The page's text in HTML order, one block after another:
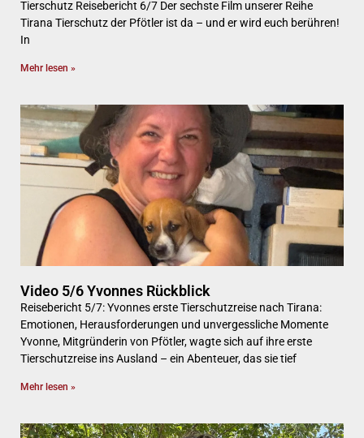
Tierschutz Reisebericht 6/7 Der sechste Film unserer Reihe
Tirana Tierschutz der Pfötler ist da – und er wird euch berühren!
In
Mehr lesen »
Video 5/6 Yvonnes Rückblick
Reisebericht 5/7: Yvonnes erste Tierschutzreise nach Tirana:
Emotionen, Herausforderungen und unvergessliche Momente
Yvonne, Mitgründerin von Pfötler, wagte sich auf ihre erste
Tierschutzreise ins Ausland – ein Abenteuer, das sie tief
Mehr lesen »